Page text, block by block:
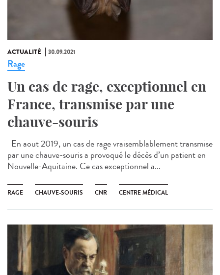
ACTUALITÉ 30.09.2021
Rage
Un cas de rage, exceptionnel en
France, transmise par une
chauve-souris
En aout 2019, un cas de rage vraisemblablement transmise
par une chauve-souris a provoqué le décès d’un patient en
Nouvelle-Aquitaine. Ce cas exceptionnel a...
RAGE CHAUVE-SOURIS CNR CENTRE MÉDICAL